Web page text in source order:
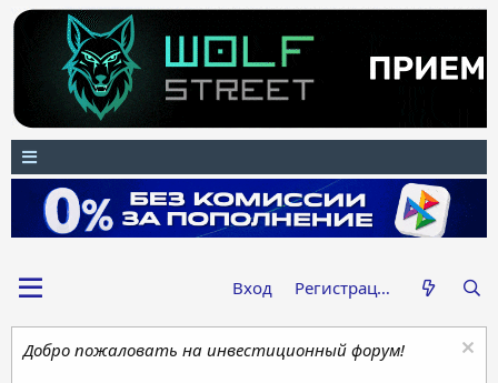
Вход Регистрация
Добро пожаловать на инвестиционный форум!